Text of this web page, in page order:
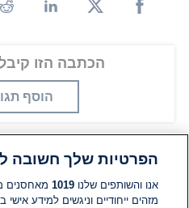
הכתבה הזו קיבלה 0
הוסף
תגובות
הפרטיות שלך חשובה
אנו והשותפים שלנו1019 מאחסנים
מזהים ייחודיים וניגשים למידע